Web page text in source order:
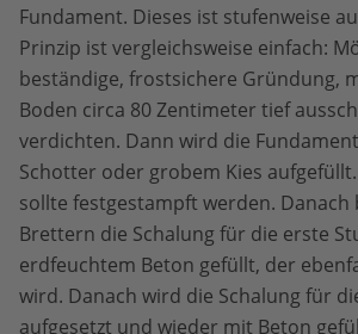
Fundament. Dieses ist stufenweise
Prinzip ist vergleichsweise einfach:
beständige, frostsichere Gründung,
Boden circa 80 Zentimeter tief
verdichten. Dann wird die
Schotter oder grobem Kies
sollte festgestampft werden. Danach
Brettern die Schalung für die erste
erdfeuchtem Beton gefüllt, der
wird. Danach wird die Schalung für
aufgesetzt und wieder mit Beton